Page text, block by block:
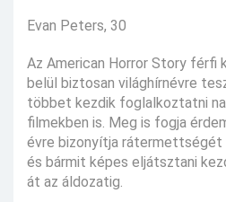
Evan Peters, 30
Az American Horror Story férfi
belül biztosan világhírnévre
többet kezdik foglalkoztatni
filmekben is. Meg is fogja
évre bizonyítja rátermettségét
és bármit képes eljátsztani
át az áldozatig.